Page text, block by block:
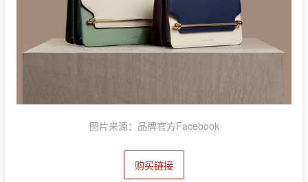
图片来源：品牌官方Facebook
购买链接